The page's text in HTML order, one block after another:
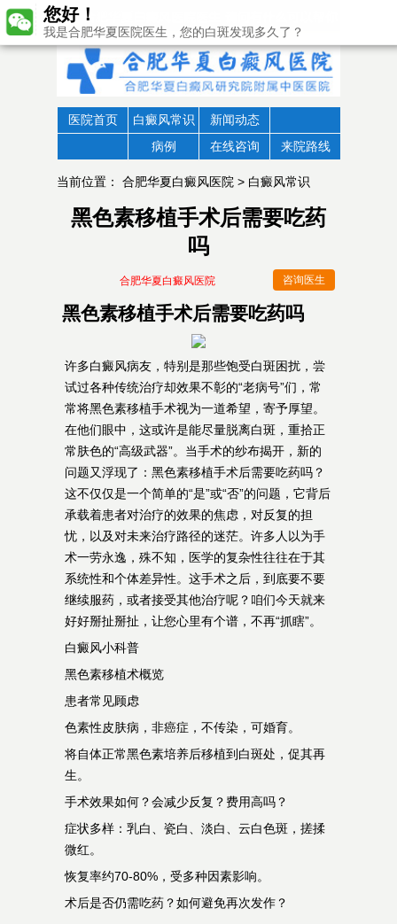
医院首页 白癜风常识
新闻动态
病例
在线咨询 来院路线
当前位置： 合肥华夏白癜风医院 > 白癜风常识
黑色素移植手术后需要吃药
吗
合肥华夏白癜风医院 咨询医生
黑色素移植手术后需要吃药吗
许多白癜风病友，特别是那些饱受白斑困扰，尝
试过各种传统治疗却效果不彰的“老病号”们，常
常将黑色素移植手术视为一道希望，寄予厚望。
在他们眼中，这或许是能尽量脱离白斑，重拾正
常肤色的“高级武器”。当手术的纱布揭开，新的
问题又浮现了：黑色素移植手术后需要吃药吗？
这不仅仅是一个简单的“是”或“否”的问题，它背后
承载着患者对治疗的效果的焦虑，对反复的担
忧，以及对未来治疗路径的迷茫。许多人以为手
术一劳永逸，殊不知，医学的复杂性往往在于其
系统性和个体差异性。这手术之后，到底要不要
继续服药，或者接受其他治疗呢？咱们今天就来
好好掰扯掰扯，让您心里有个谱，不再“抓瞎”。
白癜风小科普
黑色素移植术概览
患者常见顾虑
色素性皮肤病，非癌症，不传染，可婚育。
将自体正常黑色素培养后移植到白斑处，促其再
生。
手术效果如何？会减少反复？费用高吗？
症状多样：乳白、瓷白、淡白、云白色斑，搓揉
微红。
恢复率约70-80%，受多种因素影响。
术后是否仍需吃药？如何避免再次发作？
您好！
我是合肥华夏医院医生，您的白斑发现多久了？